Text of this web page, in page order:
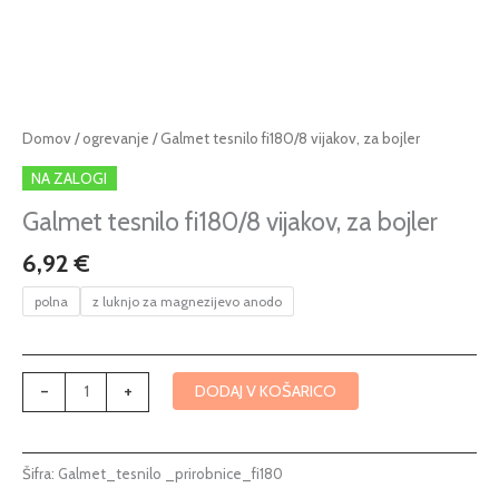
Domov/ogrevanje / Galmet tesnilo fi180/8 vijakov, za bojler
NA ZALOGI
Galmet tesnilo fi180/8 vijakov, za bojler
6,92€
polna z luknjo za magnezijevo anodo
-
Galmet
tesnilo
fi180/8
vijakov,
bojler
količina
+ DODAJ V KOŠARICO
Šifra: Galmet_tesnilo _prirobnice_fi180